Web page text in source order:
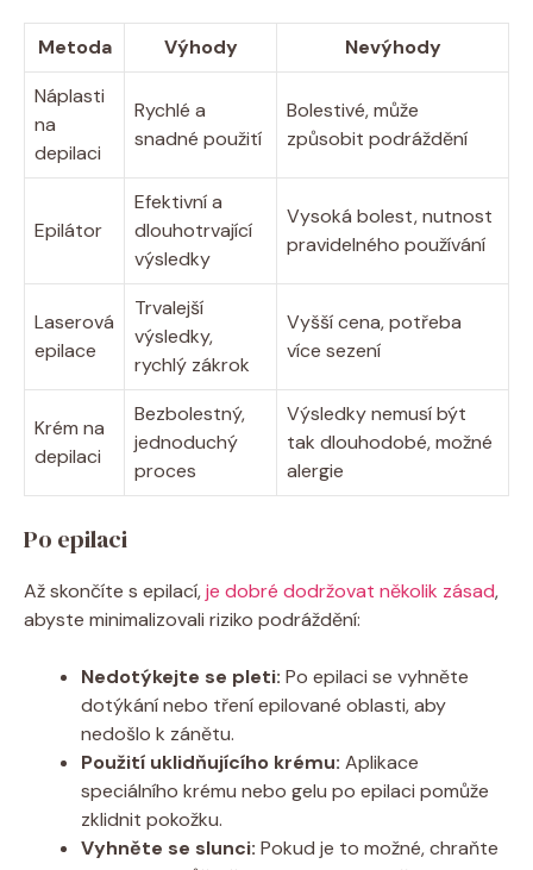
Metoda Výhody
Nevýhody
Náplasti
na
depilaci
Rychlé a
snadné použití
Bolestivé, může
způsobit podráždění
Epilátor
Efektivní a
dlouhotrvající
výsledky
Vysoká bolest, nutnost
pravidelného používání
Laserová
epilace
Trvalejší
výsledky,
rychlý zákrok
Vyšší cena, potřeba
více sezení
Krém na
depilaci
Bezbolestný,
jednoduchý
proces
Výsledky nemusí být
tak dlouhodobé, možné
alergie
Po epilaci
Až skončíte s epilací,je dobré dodržovat několik zásad,
abyste minimalizovali riziko podráždění:
Nedotýkejte se pleti: Po epilaci se vyhněte
dotýkání nebo tření epilované oblasti, aby
nedošlo k zánětu.
Použití uklidňujícího krému: Aplikace
speciálního krému nebo gelu po epilaci pomůže
zklidnit pokožku.
Vyhněte se slunci: Pokud je to možné, chraňte